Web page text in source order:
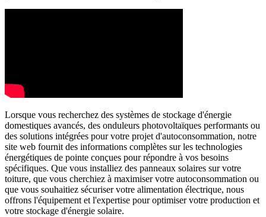
Lorsque vous recherchez des systèmes de stockage d'énergie
domestiques avancés, des onduleurs photovoltaïques performants ou
des solutions intégrées pour votre projet d'autoconsommation, notre
site web fournit des informations complètes sur les technologies
énergétiques de pointe conçues pour répondre à vos besoins
spécifiques. Que vous installiez des panneaux solaires sur votre
toiture, que vous cherchiez à maximiser votre autoconsommation ou
que vous souhaitiez sécuriser votre alimentation électrique, nous
offrons l'équipement et l'expertise pour optimiser votre production et
votre stockage d'énergie solaire.